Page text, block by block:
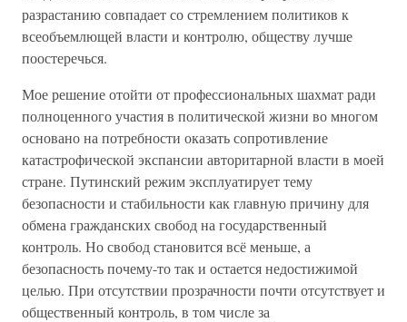
разрастанию совпадает со стремлением политиков к
всеобъемлющей власти и контролю, обществу лучше
поостеречься.
Мое решение отойти от профессиональных шахмат ради
полноценного участия в политической жизни во многом
основано на потребности оказать сопротивление
катастрофической экспансии авторитарной власти в моей
стране. Путинский режим эксплуатирует тему
безопасности и стабильности как главную причину для
обмена гражданских свобод на государственный
контроль. Но свобод становится всё меньше, а
безопасность почему-то так и остается недостижимой
целью. При отсутствии прозрачности почти отсутствует и
общественный контроль, в том числе за